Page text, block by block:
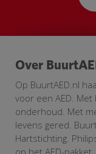
Over
Op BuurtAED.nl
voor een AED.
onderhoud. Met
levens gered.
Hartstichting.